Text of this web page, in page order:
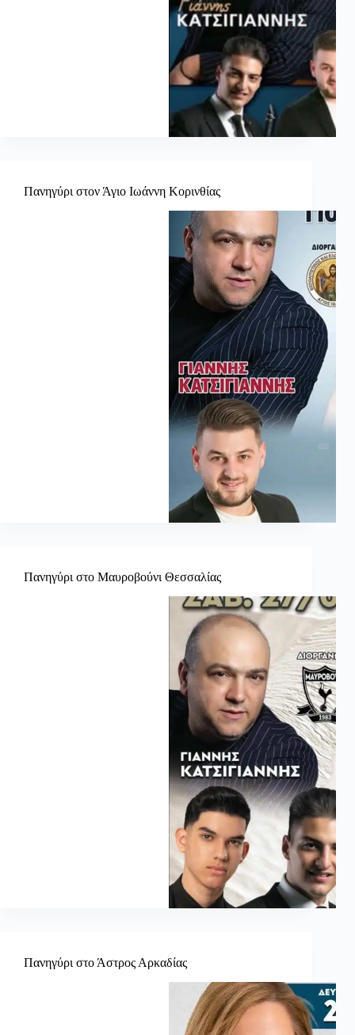
Πανηγύρι στον Άγιο Ιωάννη Κορινθίας
Πανηγύρι στο Μαυροβούνι Θεσσαλίας
Πανηγύρι στο Άστρος Αρκαδίας